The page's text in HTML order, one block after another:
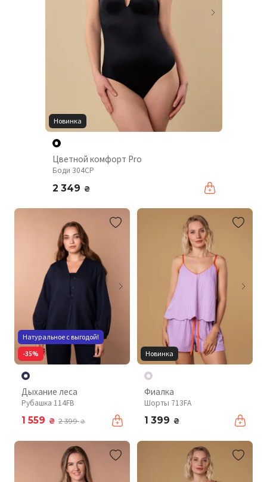
Новинка
Цветной комфорт Pro
Боди 304CP
2 349 ₴
Натуральное с выгодой!
-35%
Дыхание леса
Рубашка 114FB
1 559 ₴ 2 399₴
Новинка
Фиалка
Шорты 713FA
1 399 ₴